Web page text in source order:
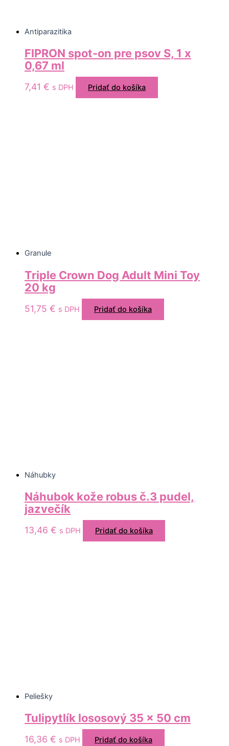
Antiparazitika
FIPRON spot-on pre psov S, 1 x
0,67 ml
7,41 € s DPH Pridať do košíka
Granule
Triple Crown Dog Adult Mini Toy
20 kg
51,75 € s DPH Pridať do košíka
Náhubky
Náhubok kože robus č.3 pudel,
jazvečík
13,46 € s DPH Pridať do košíka
Peliešky
Tulipytlík lososový 35 x 50 cm
16,36 € s DPH Pridať do košíka